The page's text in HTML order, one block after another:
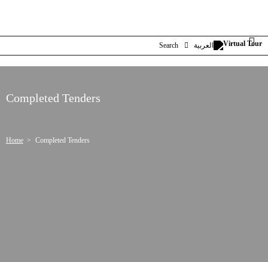
Search العربية
Completed Tenders
Home Completed Tenders